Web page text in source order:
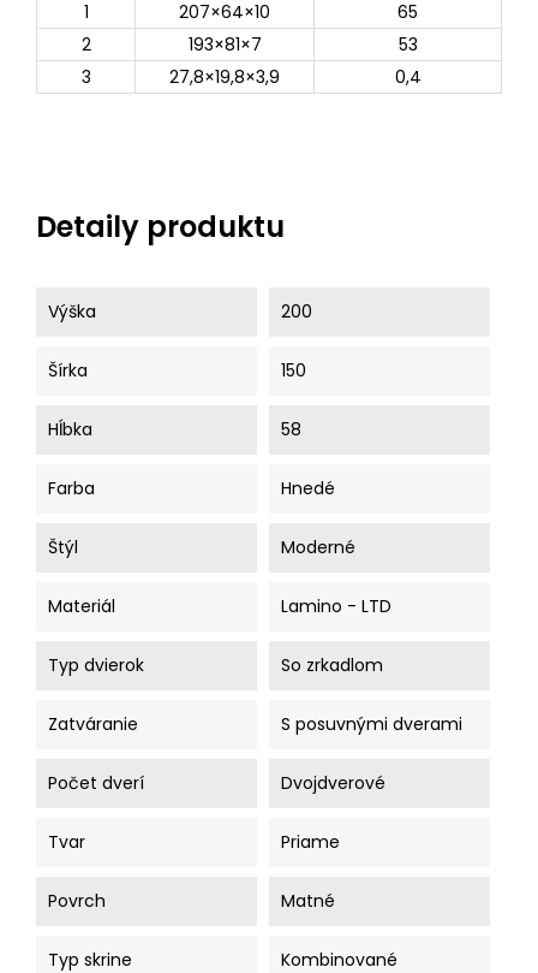
1
207×64×10
65
2
193×81×7
53
3
27,8×19,8×3,9 0,4
Detaily produktu
Výška 200
Šírka 150
Hĺbka 58
Farba Hnedé
Štýl Moderné
Materiál Lamino - LTD
Typ dvierok So zrkadlom
Zatváranie S posuvnými dverami
Počet dverí Dvojdverové
Tvar Priame
Povrch Matné
Typ skrine Kombinované